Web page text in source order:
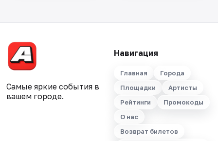
Самые яркие события в
вашем городе.
Навигация
Главная
Города
Площадки
Артисты
Рейтинги
Промокоды
О нас
Возврат билетов